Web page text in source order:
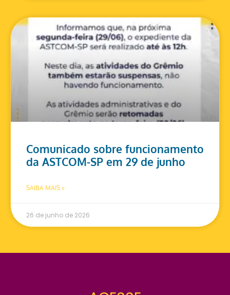
Comunicado sobre funcionamento
da ASTCOM-SP em 29 de junho
SAIBA MAIS »
26 de junho de 2026